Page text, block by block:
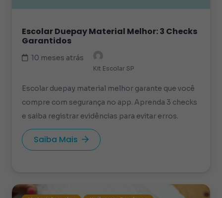
Escolar Duepay Material Melhor: 3 Checks
Garantidos
10 meses atrás
Kit Escolar SP
Escolar duepay material melhor garante que você
compre com segurança no app. Aprenda 3 checks
e saiba registrar evidências para evitar erros.
Saiba Mais